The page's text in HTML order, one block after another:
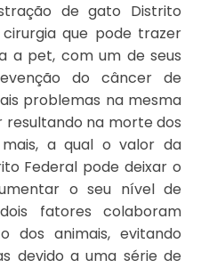
de gato Distrito
que pode trazer
a pet, com um de seus
do câncer de
problemas na mesma
na morte dos
mais, a qual o valor da
Federal pode deixar o
o seu nível de
fatores colaboram
dos animais, evitando
devido a uma série de